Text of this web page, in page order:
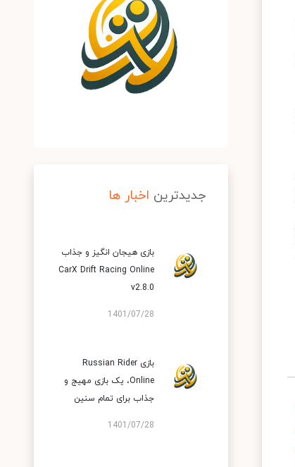
جدیدترین اخبار ها
بازی هیجان انگیز و جذاب
CarX Drift Racing Online
v2.8.0
1401/07/28
بازی Russian Rider
Online‏، یک بازی مهیج و
جذاب برای تمام سنین
1401/07/28